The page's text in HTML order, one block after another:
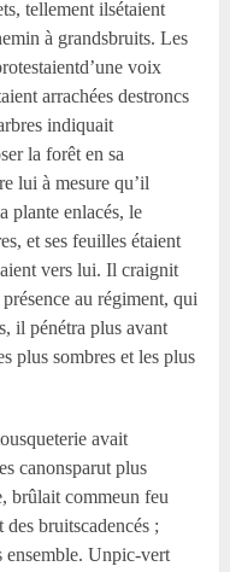
tellement ilsétaient
à grandsbruits. Les
voix
arrachées destroncs
indiquait
la forêt en sa
lui à mesure qu’il
plante enlacés, le
et ses feuilles étaient
vers lui. Il craignit
au régiment, qui
il pénétra plus avant
plus sombres et les plus
avait
canonsparut plus
brûlait commeun feu
des bruitscadencés ;
ensemble. Unpic-vert